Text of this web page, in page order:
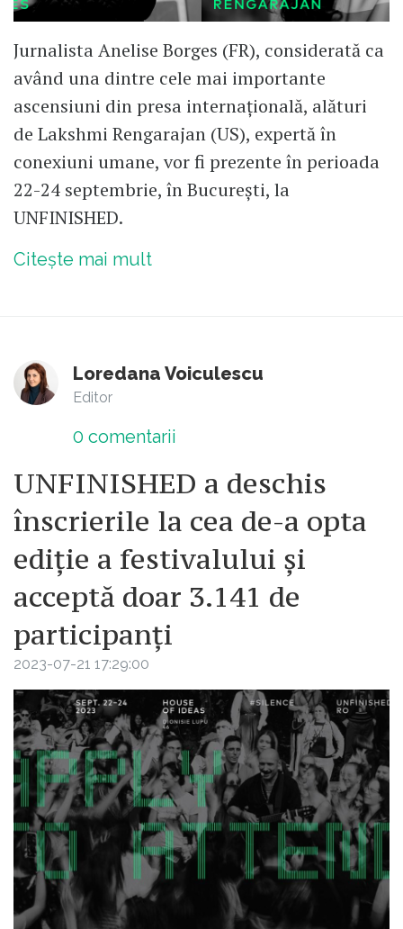
Jurnalista Anelise Borges (FR), considerată ca
având una dintre cele mai importante
ascensiuni din presa internațională, alături
de Lakshmi Rengarajan (US), expertă în
conexiuni umane, vor fi prezente în perioada
22-24 septembrie, în București, la
UNFINISHED.
Citește mai mult
Loredana Voiculescu
Editor
0 comentarii
UNFINISHED a deschis
înscrierile la cea de-a opta
ediție a festivalului și
acceptă doar 3.141 de
participanți
2023-07-21 17:29:00